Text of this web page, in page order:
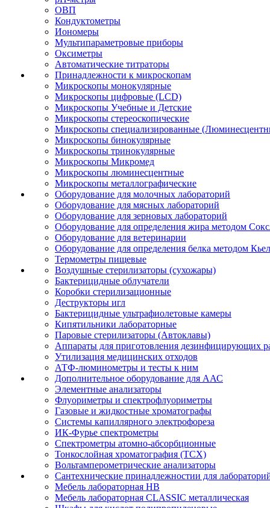
ОВП
Кондуктометры
Иономеры
Мультипараметровые приборы
Оксиметры
Автоматические титраторы
Принадлежности к микроскопам
Микроскопы монокулярные
Микроскопы цифровые (LCD)
Микроскопы Учебные и Детские
Микроскопы стереоскопические
Микроскопы специализированные
Микроскопы бинокулярные
Микроскопы тринокулярные
Микроскопы Микромед
Микроскопы люминесцентные
Микроскопы металлографические
Оборудование для молочных лабораторий
Оборудование для мясных лабораторий
Оборудование для зерновых лабораторий
Оборудование для определения жира методом
Оборудование для ветеринарии
Оборудование для определения белка методом
Термометры пищевые
Воздушные стерилизаторы (сухожары)
Бактерицидные облучатели
Коробки стерилизационные
Деструкторы игл
Бактерицидные ультрафиолетовые камеры
Кипятильники лабораторные
Паровые стерилизаторы (Автоклавы)
Аппараты для приготовления дезинфицирующих
Утилизация медицинских отходов
АТФ-люминометры и тесты к ним
Дополнительное оборудование для ААС
Элементные анализаторы
Флуориметры и спектрофлуориметры
Газовые и жидкостные хроматографы
Системы капиллярного электрофореза
ИК-Фурье спектрометры
Спектрометры атомно-абсорбционные
Тонкослойная хроматография (ТСХ)
Вольтамперометрические анализаторы
Сантехнические принадлежностии для
Мебель лабораторная НВ
Мебель лабораторная CLASSIC металлическая